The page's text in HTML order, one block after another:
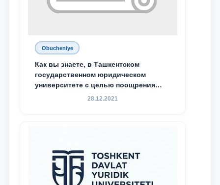
Obucheniye
Как вы знаете, в Ташкентском
государственном юридическом
университете с целью поощрения
талантливых, активных и
28.12.2021